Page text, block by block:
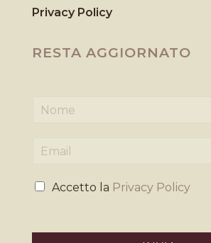
Privacy Policy
RESTA AGGIORNATO
m
iP
Accetto la Privacy Policy